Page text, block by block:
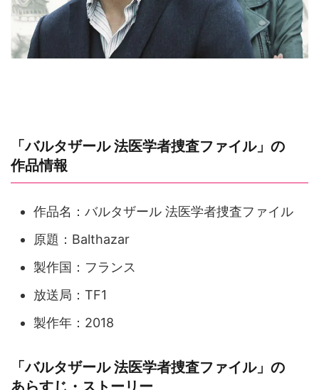
「バルタザール 法医学者捜査ファイル」の
作品情報
作品名：バルタザール 法医学者捜査ファイル
原題：Balthazar
製作国：フランス
放送局：TF1
製作年：2018
「バルタザール 法医学者捜査ファイル」の